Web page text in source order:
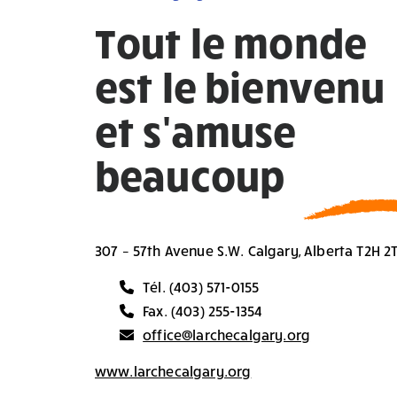
Tout le monde
est le bienvenu
et s'amuse
beaucoup
307 – 57th Avenue S.W. Calgary, Alberta T2H
Tél. (403) 571-0155
Fax. (403) 255-1354
office@larchecalgary.org
www.larchecalgary.org